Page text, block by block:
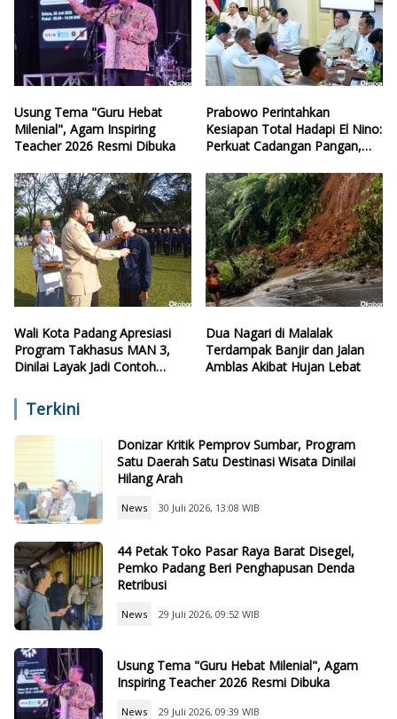
Usung Tema "Guru Hebat
Milenial", Agam Inspiring
Teacher 2026 Resmi Dibuka
Prabowo Perintahkan
Kesiapan Total Hadapi El Nino:
Perkuat Cadangan Pangan,
Wali Kota Padang Apresiasi
Program Takhasus MAN 3,
Dinilai Layak Jadi Contoh
Dua Nagari di Malalak
Terdampak Banjir dan Jalan
Amblas Akibat Hujan Lebat
Terkini
Donizar Kritik Pemprov Sumbar, Program
Satu Daerah Satu Destinasi Wisata Dinilai
Hilang Arah
News 30 Juli 2026, 13:08 WIB
44 Petak Toko Pasar Raya Barat Disegel,
Pemko Padang Beri Penghapusan Denda
Retribusi
News 29 Juli 2026, 09:52 WIB
Usung Tema "Guru Hebat Milenial", Agam
Inspiring Teacher 2026 Resmi Dibuka
News 29 Juli 2026, 09:39 WIB